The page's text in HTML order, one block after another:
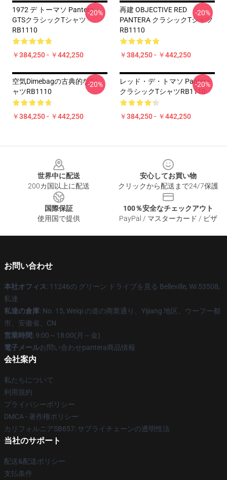
1972 デ トーマソ Pantera
GTSクラシックTシャツ
RB1110
￥384,250 - ￥442,250
-20%
再建 OBJECTIVE RED
PANTERA クラシックTシャツ
RB1110
￥384,250 - ￥442,250
-20%
空気Dimebagの古典的なTシ
ャツRB1110
￥384,250 - ￥442,250
-20%
レッド・デ・トマソ Pantera
クラシックTシャツRB1110
￥384,250 - ￥442,250
-20%
世界中に配送
200カ国以上に配送
安心してお買い物
クリックから配送まで24/7保護
国際保証
使用国で提供
100％安全なチェックアウト
PayPal / マスターカード / ビザ
お問い合わせ
本社オフィス: 11246の グリーン ドライブを見る Belleville, Wi 53508,
私達
私達の倉庫: No. 15, Weiqi の道の商業通り、Yijiang 地区、ウーフー都
市、安徽省、CN
営業時間: 9:00～18:00(月～金)
電子メールお問い合わせpantera商品情報
会社案内
私たちについて
利用規約
プライバシーポリシー
DMCA - 著作権ポリシー
カリフォルニアSB657: サプライチェーンの透明性法
当社のサポート
配送&配送ポリシー
支払条件